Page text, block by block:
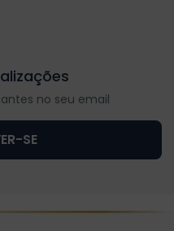
no seu email
SE